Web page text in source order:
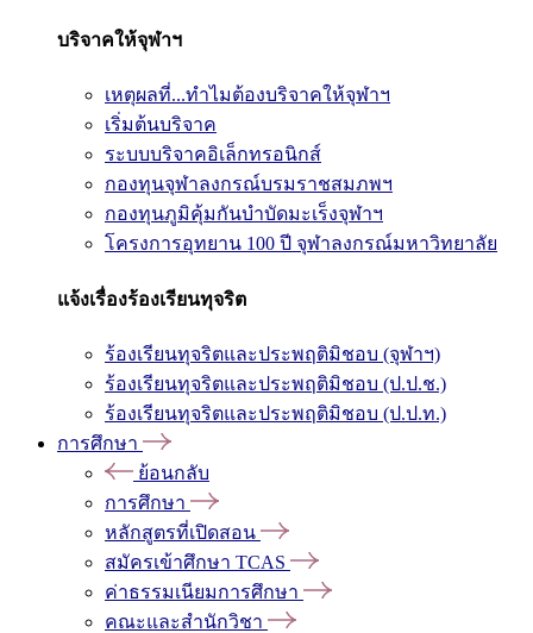
บริจาคให้จุฬาฯ
เหตุผลที่...ทำไมต้องบริจาคให้จุฬาฯ
เริ่มต้นบริจาค
ระบบบริจาคอิเล็กทรอนิกส์
กองทุนจุฬาลงกรณ์บรมราชสมภพฯ
กองทุนภูมิคุ้มกันบำบัดมะเร็งจุฬาฯ
โครงการอุทยาน 100 ปี จุฬาลงกรณ์มหาวิทยาลัย
แจ้งเรื่องร้องเรียนทุจริต
ร้องเรียนทุจริตและประพฤติมิชอบ (จุฬาฯ)
ร้องเรียนทุจริตและประพฤติมิชอบ (ป.ป.ช.)
ร้องเรียนทุจริตและประพฤติมิชอบ (ป.ป.ท.)
การศึกษา
ย้อนกลับ
การศึกษา
หลักสูตรที่เปิดสอน
สมัครเข้าศึกษา TCAS
ค่าธรรมเนียมการศึกษา
คณะและสำนักวิชา